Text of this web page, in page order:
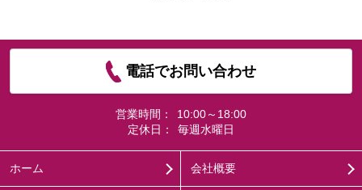
電話でお問い合わせ
営業時間：
10:00～18:00
定休日：
毎週水曜日
ホーム 会社概要